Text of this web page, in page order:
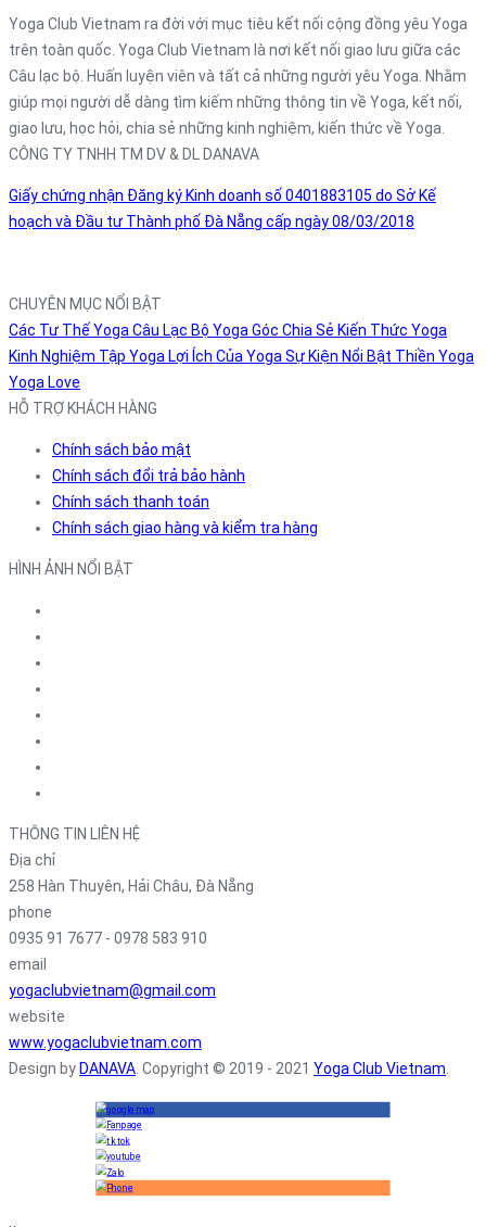
Yoga Club Vietnam ra đời với mục tiêu kết nối cộng đồng yêu Yoga
trên toàn quốc. Yoga Club Vietnam là nơi kết nối giao lưu giữa các
Câu lạc bộ. Huấn luyện viên và tất cả những người yêu Yoga. Nhằm
giúp mọi người dễ dàng tìm kiếm những thông tin về Yoga, kết nối,
giao lưu, học hỏi, chia sẻ những kinh nghiệm, kiến thức về Yoga.
CÔNG TY TNHH TM DV & DL DANAVA
Giấy chứng nhận Đăng ký Kinh doanh số 0401883105 do Sở Kế
hoạch và Đầu tư Thành phố Đà Nẵng cấp ngày 08/03/2018
CHUYÊN MỤC NỔI BẬT
Các Tư Thế Yoga Câu Lạc Bộ Yoga Góc Chia Sẻ Kiến Thức Yoga
Kinh Nghiệm Tập Yoga Lợi Ích Của Yoga Sự Kiện Nổi Bật Thiền Yoga
Yoga Love
HỖ TRỢ KHÁCH HÀNG
Chính sách bảo mật
Chính sách đổi trả bảo hành
Chính sách thanh toán
Chính sách giao hàng và kiểm tra hàng
HÌNH ẢNH NỔI BẬT
THÔNG TIN LIÊN HỆ
Địa chỉ
258 Hàn Thuyên, Hải Châu, Đà Nẵng
phone
0935 91 7677 - 0978 583 910
email
yogaclubvietnam@gmail.com
website
www.yogaclubvietnam.com
Design by DANAVA . Copyright © 2019 - 2021 Yoga Club Vietnam